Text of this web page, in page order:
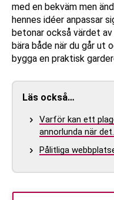
med en bekväm men
hennes idéer anpassar
betonar också värdet av
bära både när du går ut
bygga en praktisk
Läs också…
Varför kan ett
annorlunda när det…
Pålitliga